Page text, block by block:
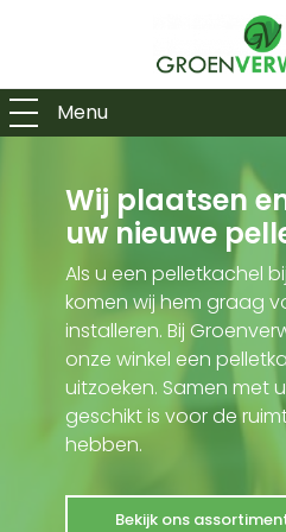
Menu
Wij plaatsen
uw nieuwe
Als u een pelletkachel
komen wij hem graag
installeren. Bij
onze winkel een
uitzoeken. Samen met
geschikt is voor de
hebben.
Bekijk ons